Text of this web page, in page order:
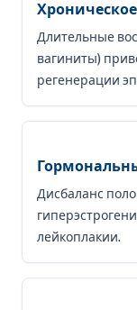
Длительные
вагиниты)
регенерации
Дисбаланс
лейкоплакии.